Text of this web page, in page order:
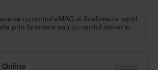
te cu contul eMAG si finalizeaza rapid
prin finantare sau cu cardul salvat in
Online detalii